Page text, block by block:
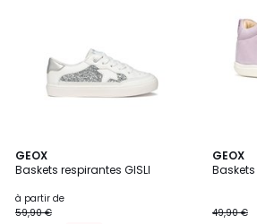
GEOX
Baskets respirantes GISLI
à partir de
59,90 €
2
Couleurs
GEOX
49,90 €